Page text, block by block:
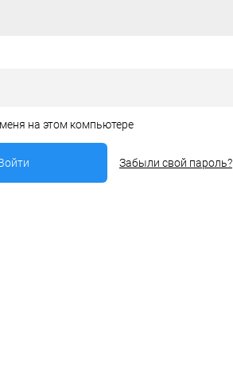
на этом компьютере
Забыли свой пароль?